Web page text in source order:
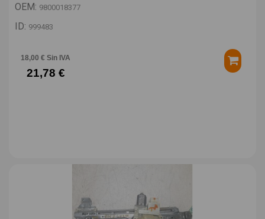
OEM: 9800018377
ID: 999483
18,00 € Sin IVA
21,78 €